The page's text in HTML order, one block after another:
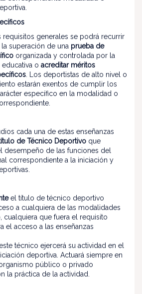
requisitos generales se podrá recurrir
superación de una prueba de
organizada y controlada por la
o acreditar méritos
. Los deportistas de alto nivel o
estarán exentos de cumplir los
específico en la modalidad o
cada una de estas enseñanzas
de Técnico Deportivo que
desempeño de las funciones del
correspondiente a la iniciación y
el título de técnico deportivo
a cualquiera de las modalidades
cualquiera que fuera el requisito
el acceso a las enseñanzas
técnico ejercerá su actividad en el
deportiva. Actuará siempre en
público o privado
la práctica de la actividad.